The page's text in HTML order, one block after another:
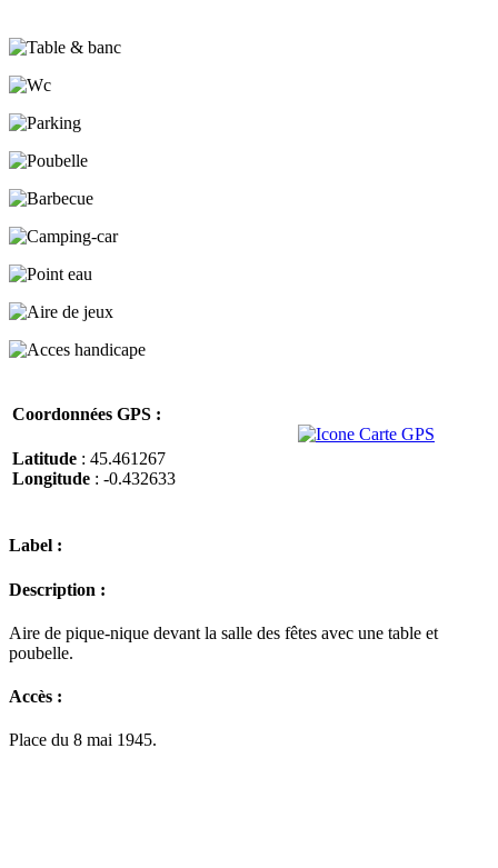
Coordonnées GPS :
Latitude : 45.461267
Longitude : -0.432633
Label :
Description :
Aire de pique-nique devant la salle des fêtes avec une table et
poubelle.
Accès :
Place du 8 mai 1945.